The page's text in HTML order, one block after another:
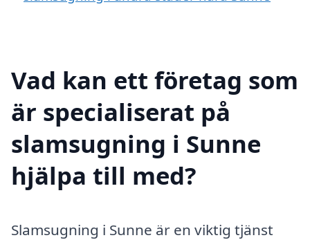
Vad kan ett företag som
är specialiserat på
slamsugning i Sunne
hjälpa till med?
Slamsugning i Sunne är en viktig tjänst